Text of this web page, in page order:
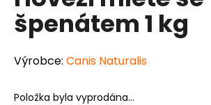
0,0
z
hvězdiček.
špenátem 1 kg
Výrobce: Canis Naturalis
Položka byla vyprodána…
a
j
í
t
?